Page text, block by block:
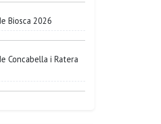
Biosca 2026
Concabella i Ratera